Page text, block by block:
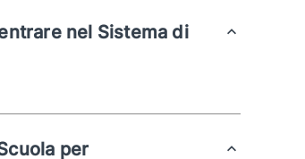
nel Sistema di
per